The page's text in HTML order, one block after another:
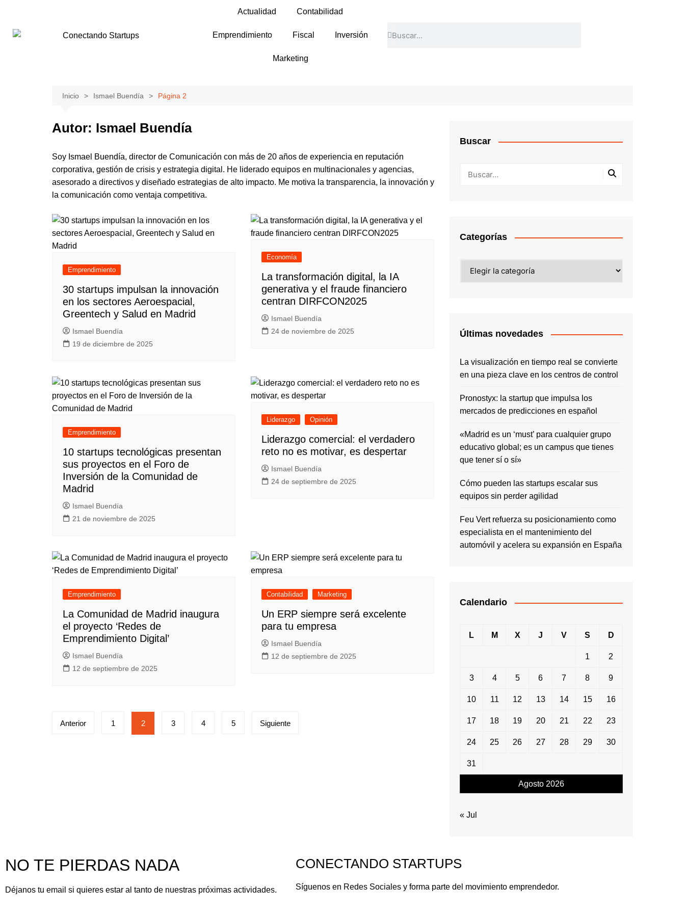
Actualidad Contabilidad
Emprendimiento Fiscal Inversión
Marketing
Inicio Ismael Buendía Página 2
Autor: Ismael Buendía
Soy Ismael Buendía, director de Comunicación con más de 20 años de experiencia en reputación
corporativa, gestión de crisis y estrategia digital. He liderado equipos en multinacionales y agencias,
asesorado a directivos y diseñado estrategias de alto impacto. Me motiva la transparencia, la innovación y
la comunicación como ventaja competitiva.
Emprendimiento
30 startups impulsan la innovación
en los sectores Aeroespacial,
Greentech y Salud en Madrid
Ismael Buendía
19 de diciembre de 2025
Economía
La transformación digital, la IA
generativa y el fraude financiero
centran DIRFCON2025
Ismael Buendía
24 de noviembre de 2025
Emprendimiento
10 startups tecnológicas presentan
sus proyectos en el Foro de
Inversión de la Comunidad de
Madrid
Ismael Buendía
21 de noviembre de 2025
Liderazgo Opinión
Liderazgo comercial: el verdadero
reto no es motivar, es despertar
Ismael Buendía
24 de septiembre de 2025
Emprendimiento
La Comunidad de Madrid inaugura
el proyecto ‘Redes de
Emprendimiento Digital’
Ismael Buendía
12 de septiembre de 2025
Contabilidad Marketing
Un ERP siempre será excelente
para tu empresa
Ismael Buendía
12 de septiembre de 2025
Anterior 1 2 3 4 5 Siguiente
Buscar
Categorías
Últimas novedades
La visualización en tiempo real se convierte
en una pieza clave en los centros de control
Pronostyx: la startup que impulsa los
mercados de predicciones en español
«Madrid es un ‘must’ para cualquier grupo
educativo global; es un campus que tienes
que tener sí o sí»
Cómo pueden las startups escalar sus
equipos sin perder agilidad
Feu Vert refuerza su posicionamiento como
especialista en el mantenimiento del
automóvil y acelera su expansión en España
Calendario
Agosto 2026
L M X J V S D
1 2
3 4 5 6 7 8 9
10 11 12 13 14 15 16
17 18 19 20 21 22 23
24 25 26 27 28 29 30
31
« Jul
NO TE PIERDAS NADA
Déjanos tu email si quieres estar al tanto de nuestras próximas actividades.
CONECTANDO STARTUPS
Síguenos en Redes Sociales y forma parte del movimiento emprendedor.